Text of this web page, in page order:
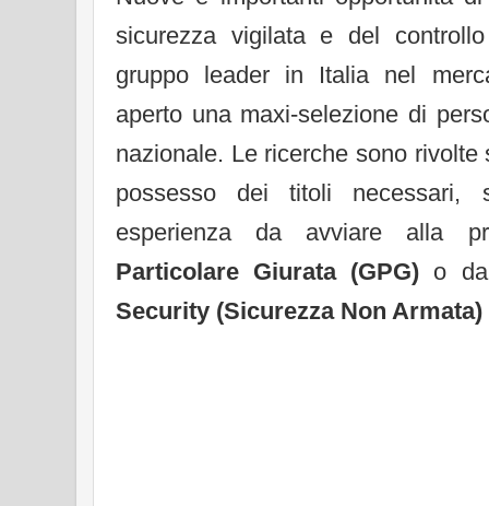
sicurezza vigilata e del
gruppo leader in Italia nel
aperto una maxi-selezione di
nazionale. Le ricerche sono
possesso dei titoli necessari,
esperienza da avviare alla
Particolare Giurata (GPG) o
Security (Sicurezza Non Armata)